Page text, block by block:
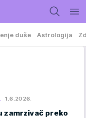
duše Astrologija
1.6.2026.
zamrzivač preko